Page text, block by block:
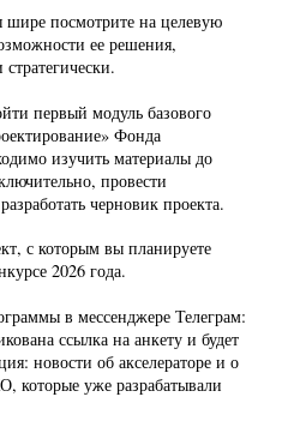
шире посмотрите на целевую
ее решения,
первый модуль базового
Фонда
изучить материалы до
провести
черновик проекта.
с которым вы планируете
2026 года.
в мессенджере Телеграм:
ссылка на анкету и будет
новости об акселераторе и о
которые уже разрабатывали